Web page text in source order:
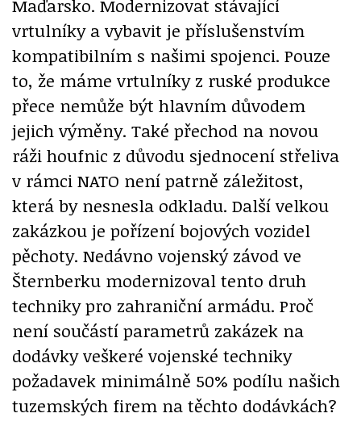
Maďarsko. Modernizovat stávající
vrtulníky a vybavit je příslušenstvím
kompatibilním s našimi spojenci. Pouze
to, že máme vrtulníky z ruské produkce
přece nemůže být hlavním důvodem
jejich výměny. Také přechod na novou
ráži houfnic z důvodu sjednocení střeliva
v rámci NATO není patrně záležitost,
která by nesnesla odkladu. Další velkou
zakázkou je pořízení bojových vozidel
pěchoty. Nedávno vojenský závod ve
Šternberku modernizoval tento druh
techniky pro zahraniční armádu. Proč
není součástí parametrů zakázek na
dodávky veškeré vojenské techniky
požadavek minimálně 50% podílu našich
tuzemských firem na těchto dodávkách?